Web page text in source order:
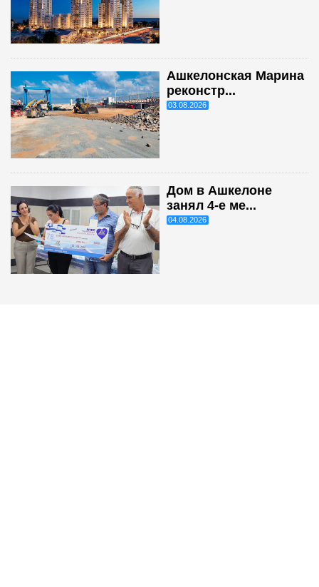
Ашкелонская Марина
реконстр...
03.08.2026
Дом в Ашкелоне
занял 4-е ме...
04.08.2026